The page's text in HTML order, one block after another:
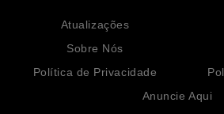
Atualizações
Sobre Nós
Política de Privacidade
Anuncie Aqui